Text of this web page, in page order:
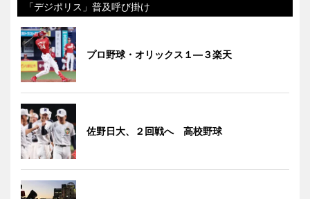
「デジポリス」普及呼び掛け
プロ野球・オリックス１―３楽天
佐野日大、２回戦へ 高校野球